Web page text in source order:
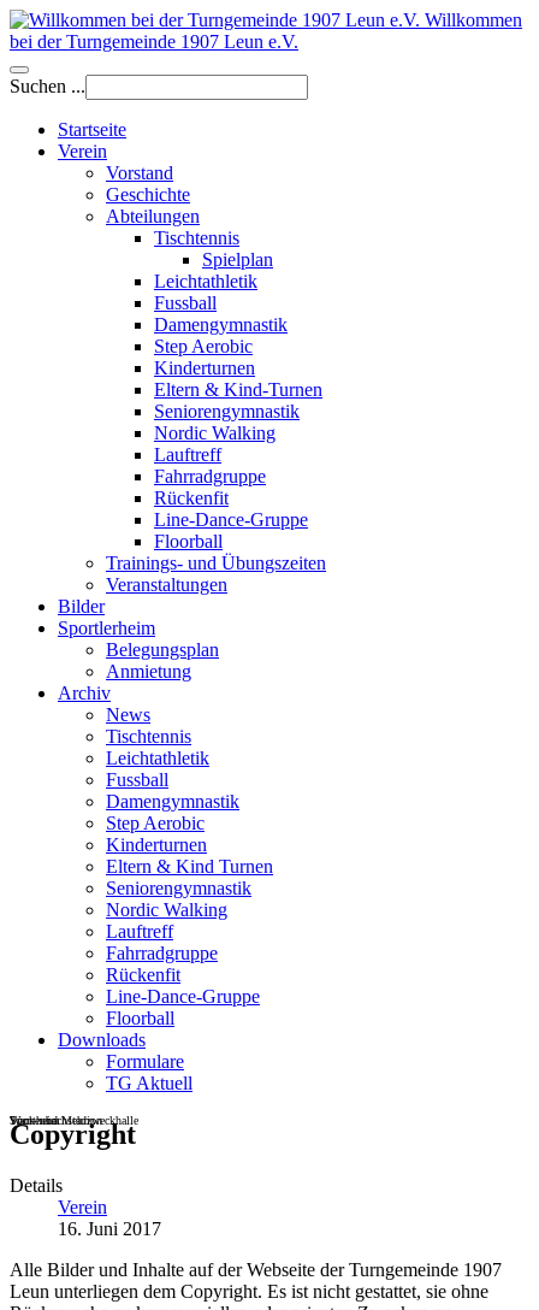
Willkommen
bei der Turngemeinde 1907 Leun e.V.
Suchen ...
Startseite
Verein
Vorstand
Geschichte
Abteilungen
Tischtennis
Spielplan
Leichtathletik
Fussball
Damengymnastik
Step Aerobic
Kinderturnen
Eltern & Kind-Turnen
Seniorengymnastik
Nordic Walking
Lauftreff
Fahrradgruppe
Rückenfit
Line-Dance-Gruppe
Floorball
Trainings- und Übungszeiten
Veranstaltungen
Bilder
Sportlerheim
Belegungsplan
Anmietung
Archiv
News
Tischtennis
Leichtathletik
Fussball
Damengymnastik
Step Aerobic
Kinderturnen
Eltern & Kind Turnen
Seniorengymnastik
Nordic Walking
Lauftreff
Fahrradgruppe
Rückenfit
Line-Dance-Gruppe
Floorball
Downloads
Formulare
TG Aktuell
Sportheim
Turn- und Mehrzweckhalle
Wackenbachstadion
Copyright
Details
Verein
16. Juni 2017
Alle Bilder und Inhalte auf der Webseite der Turngemeinde 1907
Leun unterliegen dem Copyright. Es ist nicht gestattet, sie ohne